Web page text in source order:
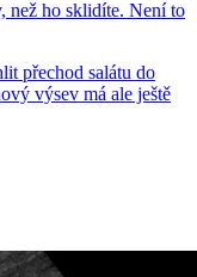
než ho sklidíte. Není to
přechod salátu do
výsev má ale ještě